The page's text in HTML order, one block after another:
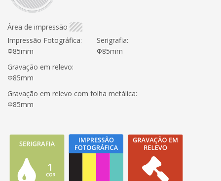
Área de impressão
Impressão Fotográfica:
Φ85mm
Serigrafia:
Φ85mm
Gravação em relevo:
Φ85mm
Gravação em relevo com folha metálica:
Φ85mm